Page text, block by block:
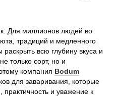
Для миллионов людей во
традиций и медленного
всю глубину вкуса и
только сорт, но и
компания Bodum
для заваривания, которые
и уважение к